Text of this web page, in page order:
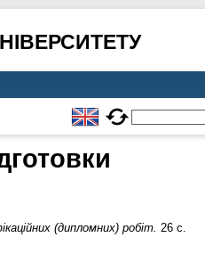
(дипломних) робіт. 26 с.